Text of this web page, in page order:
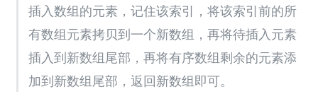
插入数组的元素，记住该索引，将该索引前的所
有数组元素拷贝到一个新数组，再将待插入元素
插入到新数组尾部，再将有序数组剩余的元素添
加到新数组尾部，返回新数组即可。